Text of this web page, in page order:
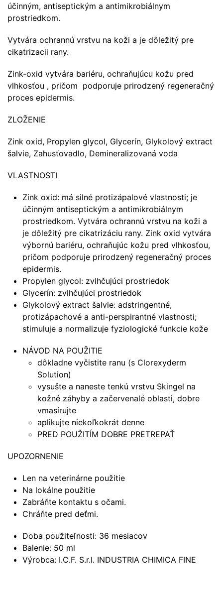
účinným, antiseptickým a antimikrobiálnym
prostriedkom.
Vytvára ochrannú vrstvu na koži a je dôležitý pre
cikatrizacii rany.
Zink-oxid vytvára bariéru, ochraňujúcu kožu pred
vlhkosťou , pričom podporuje prirodzený regeneračný
proces epidermis.
ZLOŽENIE
Zink oxid, Propylen glycol, Glycerín, Glykolový extract
šalvie, Zahusťovadlo, Demineralizovaná voda
VLASTNOSTI
Zink oxid: má silné protizápalové vlastnosti; je
účinným antiseptickým a antimikrobiálnym
prostriedkom. Vytvára ochrannú vrstvu na koži a
je dôležitý pre cikatrizáciu rany. Zink oxid vytvára
výbornú bariéru, ochraňujúc kožu pred vlhkosťou,
pričom podporuje prirodzený regeneračný proces
epidermis.
Propylen glycol: zvlhčujúci prostriedok
Glycerín: zvlhčujúci prostriedok
Glykolový extract šalvie: adstringentné,
protizápachové a anti-perspirantné vlastnosti;
stimuluje a normalizuje fyziologické funkcie kože
NÁVOD NA POUŽITIE
dôkladne vyčistite ranu (s Clorexyderm
Solution)
vysušte a naneste tenkú vrstvu Skingel na
kožné záhyby a začervenalé oblasti, dobre
vmasírujte
aplikujte niekoľkokrát denne
PRED POUŽITÍM DOBRE PRETREPAŤ
UPOZORNENIE
Len na veterinárne použitie
Na lokálne použitie
Zabráňte kontaktu s očami.
Chráňte pred deťmi.
Doba použiteľnosti: 36 mesiacov
Balenie: 50 ml
Výrobca: I.C.F. S.r.l. INDUSTRIA CHIMICA FINE